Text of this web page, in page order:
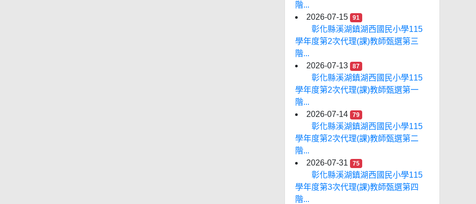
階...
2026-07-15
91
彰化縣溪湖鎮湖西國民小學115
學年度第2次代理(課)教師甄選第三
階...
2026-07-13
87
彰化縣溪湖鎮湖西國民小學115
學年度第2次代理(課)教師甄選第一
階...
2026-07-14
79
彰化縣溪湖鎮湖西國民小學115
學年度第2次代理(課)教師甄選第二
階...
2026-07-31
75
彰化縣溪湖鎮湖西國民小學115
學年度第3次代理(課)教師甄選第四
階...